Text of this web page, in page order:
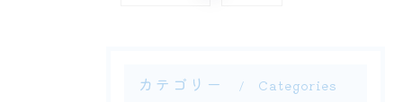
カテゴリー Categories